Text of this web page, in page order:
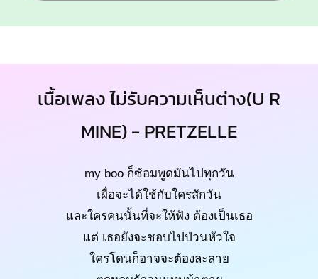
เนื้อเพลง ไม่รับความเห็นต่าง(U R
MINE) - PRETZELLE
my boo ก็ซ้อมพูดมันไปทุกวัน
เผื่อจะได้ใช้กับใครสักวัน
และใครคนนั้นที่จะให้ฟัง ต้องเป็นเธอ
แต่ เธอยังจะชอบไปป่วนหัวใจ
ใครโดนก็อาจจะต้องละลาย